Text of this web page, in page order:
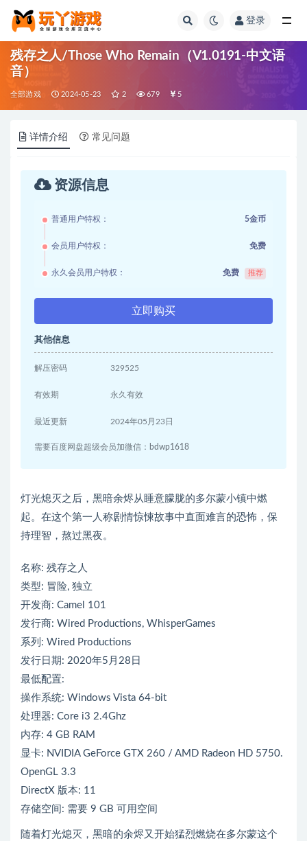
登录
残存之人/Those Who Remain（V1.0191-中文语
音）
全部游戏 2024-05-23 2 679 5
详情介绍 常见问题
资源信息
普通用户特权： 5金币
会员用户特权： 免费
永久会员用户特权： 免费 推荐
立即购买
其他信息
解压密码 329525
有效期 永久有效
最近更新 2024年05月23日
需要百度网盘超级会员加微信：bdwp1618
灯光熄灭之后，黑暗余烬从睡意朦胧的多尔蒙小镇中燃
起。在这个第一人称剧情惊悚故事中直面难言的恐怖，保
持理智，熬过黑夜。
名称: 残存之人
类型: 冒险, 独立
开发商: Camel 101
发行商: Wired Productions, WhisperGames
系列: Wired Productions
发行日期: 2020年5月28日
最低配置:
操作系统: Windows Vista 64-bit
处理器: Core i3 2.4Ghz
内存: 4 GB RAM
显卡: NVIDIA GeForce GTX 260 / AMD Radeon HD 5750.
OpenGL 3.3
DirectX 版本: 11
存储空间: 需要 9 GB 可用空间
随着灯光熄灭，黑暗的余烬又开始猛烈燃烧在多尔蒙这个